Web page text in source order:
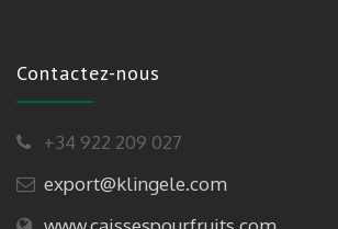
Contactez-nous
+34 922 209 027
export@klingele.com